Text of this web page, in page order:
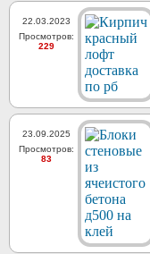
22.03.2023
Просмотров:
229
23.09.2025
Просмотров:
83